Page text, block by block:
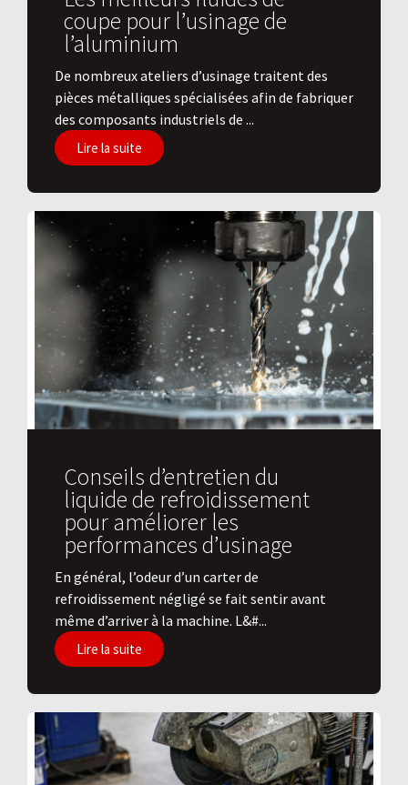
coupe pour l’usinage de
l’aluminium
De nombreux ateliers d’usinage traitent des
pièces métalliques spécialisées afin de fabriquer
des composants industriels de ...
Lire la suite
Conseils d’entretien du
liquide de refroidissement
pour améliorer les
performances d’usinage
En général, l’odeur d’un carter de
refroidissement négligé se fait sentir avant
même d’arriver à la machine. L&#...
Lire la suite